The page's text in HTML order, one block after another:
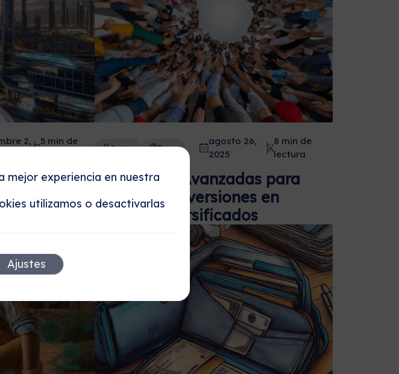
2,
5 min de
Autor Tags
agosto 26,
2025
8 min de
lectura
Estrategias Avanzadas para
Optimizar Inversiones en
Activos Diversificados
experiencia en nuestra
utilizamos o desactivarlas
Ajustes